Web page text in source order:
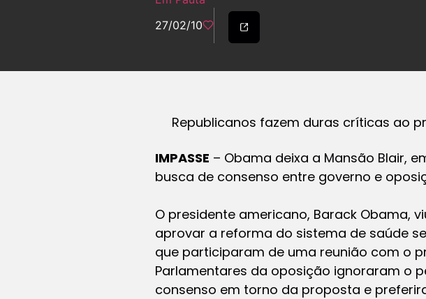
27/02/10
Republicanos fazem duras críticas ao
IMPASSE – Obama deixa a Mansão Blair,
busca de consenso entre governo e
O presidente americano, Barack Obama,
aprovar a reforma do sistema de saúde
que participaram de uma reunião com o
Parlamentares da oposição ignoraram o
consenso em torno da proposta e